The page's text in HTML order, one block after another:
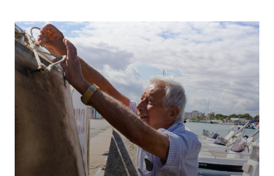
Bahari Inasubiri: Ujumbe wa Siku ya Kimataifa